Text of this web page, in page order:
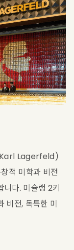
Lagerfeld)
적 미학과 비전
니다. 미슐랭 2키
비전, 독특한 미